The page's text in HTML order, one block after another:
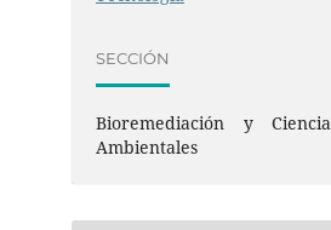
SECCIÓN
Bioremediación y
Ambientales